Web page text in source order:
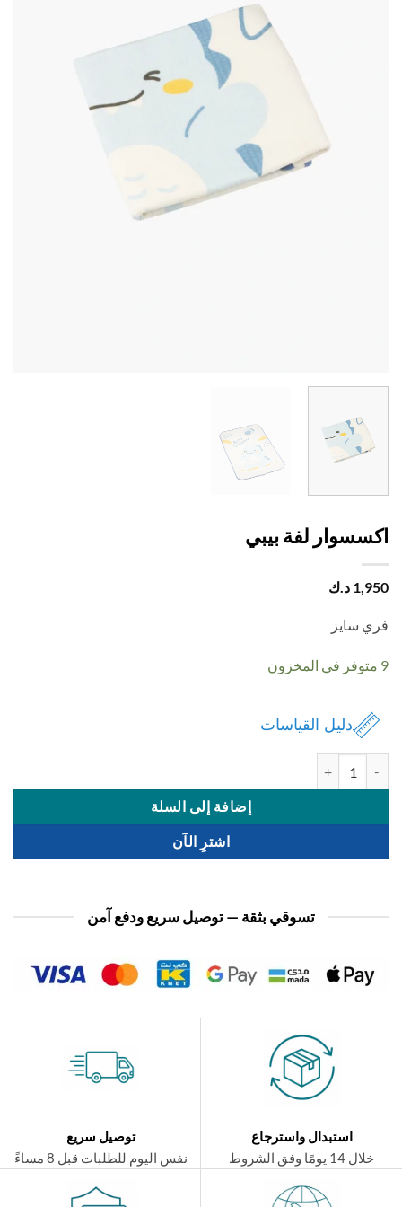
لفة بيبي
د.ك
سايز
دليل القياسات
إضافة إلى السلة
اشترِ الآن
تسوقي بثقة — توصيل سريع ودفع آمن
استبدال واسترجاع
توصيل سريع
نفس اليوم للطلبات قبل 8 مساءً